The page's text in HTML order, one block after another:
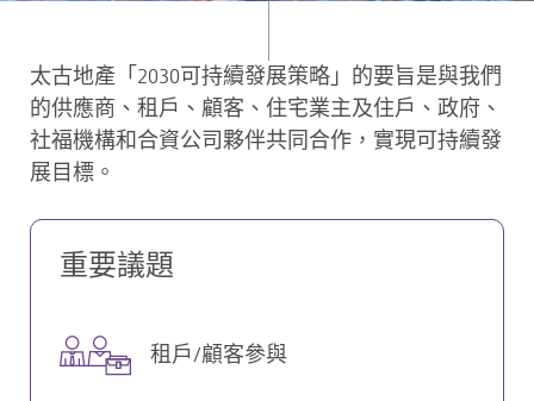
太古地產「2030可持續發展策略」的要旨是與我們
的供應商、租戶、顧客、住宅業主及住戶、政府、
社福機構和合資公司夥伴共同合作，實現可持續發
展目標。
重要議題
租戶/顧客參與